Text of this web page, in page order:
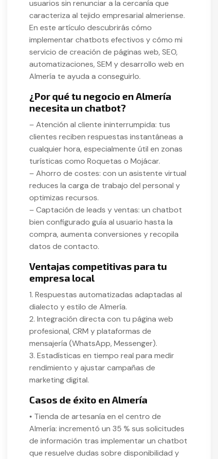
usuarios sin renunciar a la cercanía que
caracteriza al tejido empresarial almeriense.
En este artículo descubrirás cómo
implementar chatbots efectivos y cómo mi
servicio de creación de páginas web, SEO,
automatizaciones, SEM y desarrollo web en
Almería te ayuda a conseguirlo.
¿Por qué tu negocio en Almería
necesita un chatbot?
– Atención al cliente ininterrumpida: tus
clientes reciben respuestas instantáneas a
cualquier hora, especialmente útil en zonas
turísticas como Roquetas o Mojácar.
– Ahorro de costes: con un asistente virtual
reduces la carga de trabajo del personal y
optimizas recursos.
– Captación de leads y ventas: un chatbot
bien configurado guía al usuario hasta la
compra, aumenta conversiones y recopila
datos de contacto.
Ventajas competitivas para tu
empresa local
1. Respuestas automatizadas adaptadas al
dialecto y estilo de Almería.
2. Integración directa con tu página web
profesional, CRM y plataformas de
mensajería (WhatsApp, Messenger).
3. Estadísticas en tiempo real para medir
rendimiento y ajustar campañas de
marketing digital.
Casos de éxito en Almería
• Tienda de artesanía en el centro de
Almería: incrementó un 35 % sus solicitudes
de información tras implementar un chatbot
que resuelve dudas sobre disponibilidad y